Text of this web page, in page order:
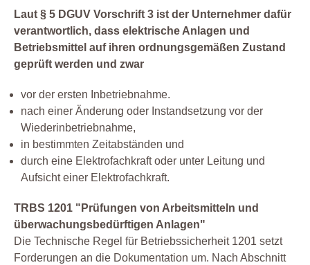
Laut § 5 DGUV Vorschrift 3 ist der Unternehmer dafür
verantwortlich, dass elektrische Anlagen und
Betriebsmittel auf ihren ordnungsgemäßen Zustand
geprüft werden und zwar
vor der ersten Inbetriebnahme.
nach einer Änderung oder Instandsetzung vor der
Wiederinbetriebnahme,
in bestimmten Zeitabständen und
durch eine Elektrofachkraft oder unter Leitung und
Aufsicht einer Elektrofachkraft.
TRBS 1201 "Prüfungen von Arbeitsmitteln und
überwachungsbedürftigen Anlagen"
Die Technische Regel für Betriebssicherheit 1201 setzt
Forderungen an die Dokumentation um. Nach Abschnitt